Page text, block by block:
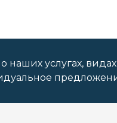
услугах,